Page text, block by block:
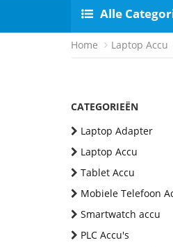
Alle
Home Laptop Accu
CATEGORIEËN
Laptop Adapter
Laptop Accu
Tablet Accu
Mobiele Telefoon
Smartwatch accu
PLC Accu's